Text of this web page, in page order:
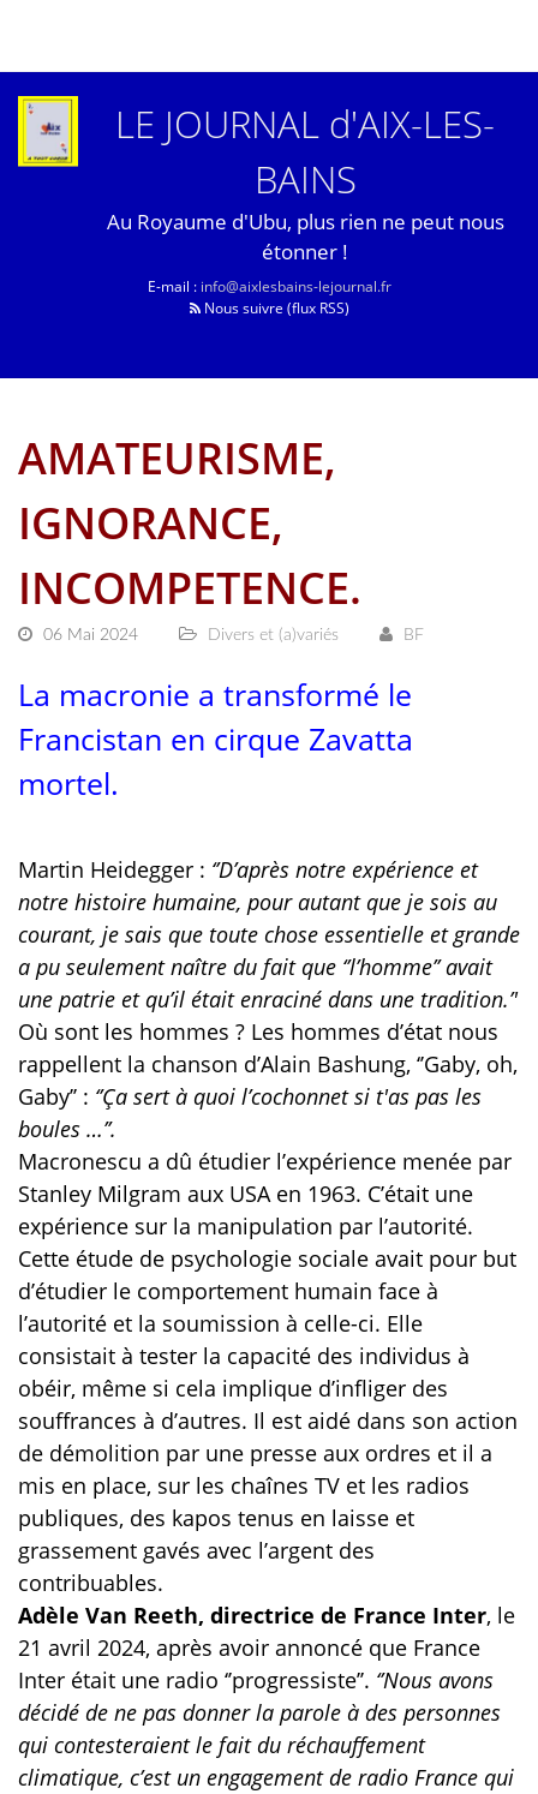
LE JOURNAL d'AIX-LES-
BAINS
Au Royaume d'Ubu, plus rien ne peut nous
étonner !
E-mail : info@aixlesbains-lejournal.fr
Nous suivre (flux RSS)
AMATEURISME,
IGNORANCE,
INCOMPETENCE.
06 Mai 2024 Divers et (a)variés BF
La macronie a transformé le
Francistan en cirque Zavatta
mortel.
Martin Heidegger : ‘’D’après notre expérience et
notre histoire humaine, pour autant que je sois au
courant, je sais que toute chose essentielle et grande
a pu seulement naître du fait que ‘’l’homme’’ avait
une patrie et qu’il était enraciné dans une tradition.’'
Où sont les hommes ? Les hommes d’état nous
rappellent la chanson d’Alain Bashung, ‘’Gaby, oh,
Gaby’’ : ‘’Ça sert à quoi l’cochonnet si t'as pas les
boules …’’.
Macronescu a dû étudier l’expérience menée par
Stanley Milgram aux USA en 1963. C’était une
expérience sur la manipulation par l’autorité.
Cette étude de psychologie sociale avait pour but
d’étudier le comportement humain face à
l’autorité et la soumission à celle-ci. Elle
consistait à tester la capacité des individus à
obéir, même si cela implique d’infliger des
souffrances à d’autres. Il est aidé dans son action
de démolition par une presse aux ordres et il a
mis en place, sur les chaînes TV et les radios
publiques, des kapos tenus en laisse et
grassement gavés avec l’argent des
contribuables.
Adèle Van Reeth, directrice de France Inter, le
21 avril 2024, après avoir annoncé que France
Inter était une radio ‘’progressiste’’. ‘’Nous avons
décidé de ne pas donner la parole à des personnes
qui contesteraient le fait du réchauffement
climatique, c’est un engagement de radio France qui